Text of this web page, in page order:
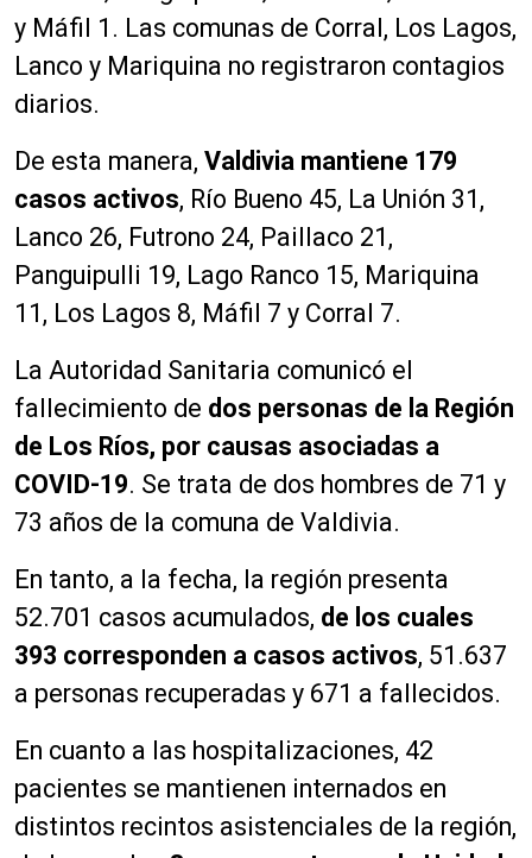
y Máfil 1. Las comunas de Corral, Los Lagos,
Lanco y Mariquina no registraron contagios
diarios.
De esta manera, Valdivia mantiene 179
casos activos, Río Bueno 45, La Unión 31,
Lanco 26, Futrono 24, Paillaco 21,
Panguipulli 19, Lago Ranco 15, Mariquina
11, Los Lagos 8, Máfil 7 y Corral 7.
La Autoridad Sanitaria comunicó el
fallecimiento de dos personas de la Región
de Los Ríos, por causas asociadas a
COVID-19. Se trata de dos hombres de 71 y
73 años de la comuna de Valdivia.
En tanto, a la fecha, la región presenta
52.701 casos acumulados, de los cuales
393 corresponden a casos activos, 51.637
a personas recuperadas y 671 a fallecidos.
En cuanto a las hospitalizaciones, 42
pacientes se mantienen internados en
distintos recintos asistenciales de la región,